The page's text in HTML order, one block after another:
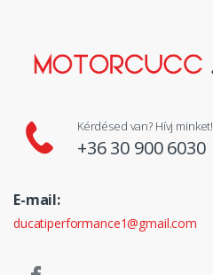
Kérdésed van? Hívj minket!
+36 30 900 6030
E-mail:
ducatiperformance1@gmail.com